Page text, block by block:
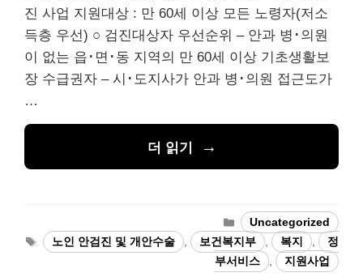
진 사업 지원대상 : 만 60세 이상 모든 노령자(저소
득층 우선) ○ 검진대상자 우선순위 – 안과 병･의원
이 없는 읍･면･동 지역의 만 60세 이상 기초생활보
장 수급권자 – 시･도지사가 안과 병･의원 접근도가
…
더 읽기
카
테
고
리
Uncategorized
태
그
노인 안검진 및 개안수술 , 보건복지부 , 복지 ,
정
부서비스
, 지원사업